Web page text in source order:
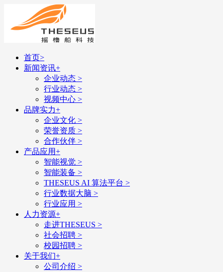
首页>
新闻资讯+
企业动态 >
行业动态 >
视频中心 >
品牌实力+
企业文化 >
荣誉资质 >
合作伙伴 >
产品应用+
智能视觉 >
智能装备 >
THESEUS AI 算法平台 >
行业数据大脑 >
行业应用 >
人力资源+
走进THESEUS >
社会招聘 >
校园招聘 >
关于我们+
公司介绍 >